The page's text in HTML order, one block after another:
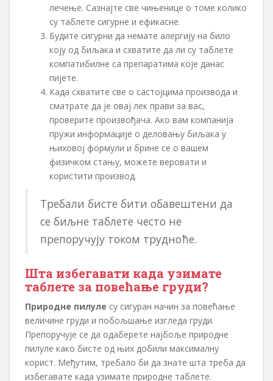
лечење. Сазнајте све чињенице о томе колико
су таблете сигурне и ефикасне.
Будите сигурни да немате алергију на било
коју од биљака и схватите да ли су таблете
компатибилне са препаратима које данас
пијете.
Када схватите све о састојцима производа и
сматрате да је овај лек прави за вас,
проверите произвођача. Ако вам компанија
пружи информације о деловању биљака у
њиховој формули и брине се о вашем
физичком стању, можете веровати и
користити производ.
Требали бисте бити обавештени да
се биљне таблете често не
препоручују током трудноће.
Шта избегавати када узимате
таблете за повећање груди?
Природне пилуле су сигуран начин за повећање
величине груди и побољшање изгледа груди.
Препоручује се да одаберете најбоље природне
пилуле како бисте од њих добили максималну
корист. Међутим, требало би да знате шта треба да
избегавате када узимате природне таблете.